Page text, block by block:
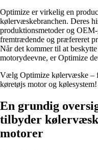
Optimize er virkelig en
kølervæskebranchen. Deres
produktionsmetoder og
fremtrædende og præfereret
Når det kommer til at
motorydeevne, er Optimize
Vælg Optimize kølervæske –
køretøjs motor og kølesystem!
En grundig
tilbyder
motorer